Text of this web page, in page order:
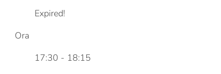
Expired!
Ora
17:30 - 18:15